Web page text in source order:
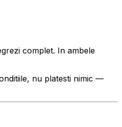
complet. In ambele
nu platesti nimic —